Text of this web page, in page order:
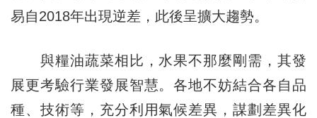
易自2018年出現逆差，此後呈擴大趨勢。
與糧油蔬菜相比，水果不那麼剛需，其發
展更考驗行業發展智慧。各地不妨結合各自品
種、技術等，充分利用氣候差異，謀劃差異化